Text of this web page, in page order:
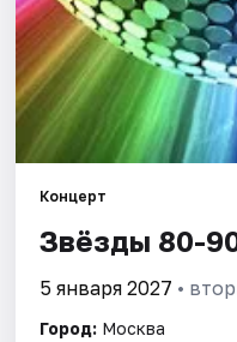
Города
Площадки
Артисты
Концерт
Звёзды 80-
5 января 2027 •
Город: Москва